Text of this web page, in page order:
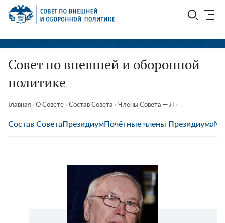
Перейти
СВОП
Совет по внешней и оборонной
политике
Главная › О Совете › Состав Совета › Члены Совета — Л ›
Состав СоветаПрезидиумПочётные члены Президиума